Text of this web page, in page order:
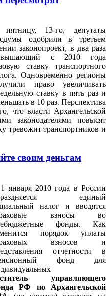
13-го, депутаты
одобрили в третьем
законопроект, в два раза
с 2010 года
ставку транспортного
Одновременно регионы
право увеличивать
ставку в пять раз и
в 10 раз. Перспектива
что власти Архангельской
законодателями повысят
тревожит транспортников и
своим деньгам
января 2010 года в России
единый
налог и вводятся
взносы во
фонды. Как
порядок уплаты
взносов и
отчетности в
фонд для
управляющего
РФ по Архангельской